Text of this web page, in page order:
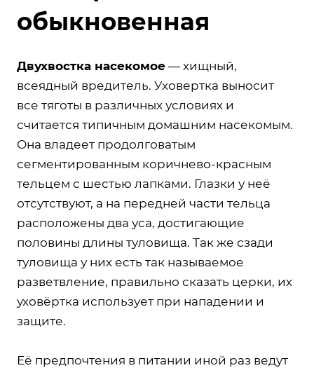
обыкновенная
Двухвостка насекомое — хищный,
всеядный вредитель. Уховертка выносит
все тяготы в различных условиях и
считается типичным домашним насекомым.
Она владеет продолговатым
сегментированным коричнево-красным
тельцем с шестью лапками. Глазки у неё
отсутствуют, а на передней части тельца
расположены два уса, достигающие
половины длины туловища. Так же сзади
туловища у них есть так называемое
разветвление, правильно сказать церки, их
уховёртка использует при нападении и
защите.
Её предпочтения в питании иной раз ведут